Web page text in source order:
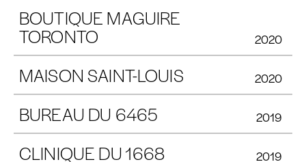
BOUTIQUE MAGUIRE
TORONTO 2020
MAISON SAINT-LOUIS 2020
BUREAU DU 6465 2019
CLINIQUE DU 1668 2019